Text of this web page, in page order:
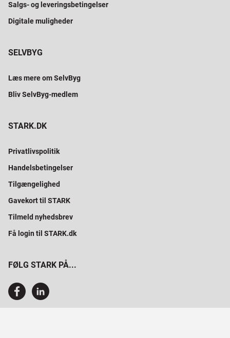
Salgs- og leveringsbetingelser
Digitale muligheder
SELVBYG
Læs mere om SelvByg
Bliv SelvByg-medlem
STARK.DK
Privatlivspolitik
Handelsbetingelser
Tilgængelighed
Gavekort til STARK
Tilmeld nyhedsbrev
Få login til STARK.dk
FØLG STARK PÅ...